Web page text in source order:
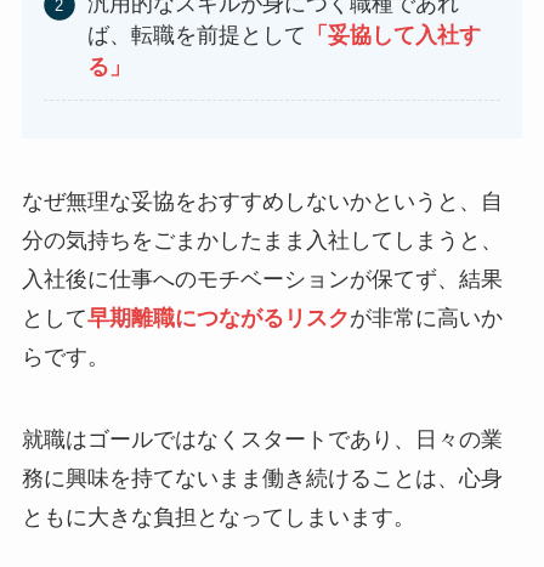
ば、転職を前提として 「妥協して入社す
る」
なぜ無理な妥協をおすすめしないかというと、自
分の気持ちをごまかしたまま入社してしまうと、
入社後に仕事へのモチベーションが保てず、結果
として早期離職につながるリスクが非常に高いか
らです。
就職はゴールではなくスタートであり、日々の業
務に興味を持てないまま働き続けることは、心身
ともに大きな負担となってしまいます。